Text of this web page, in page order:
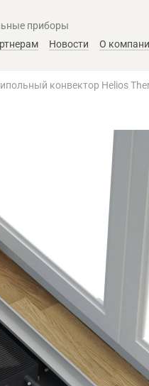
приборы
Новости О
конвектор Helios